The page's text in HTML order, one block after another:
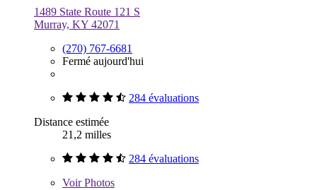
1489 State Route 121 S
Murray, KY 42071
(270) 767-6681
Fermé aujourd'hui
284 évaluations
Distance estimée
21,2 milles
284 évaluations
VoirPhotos